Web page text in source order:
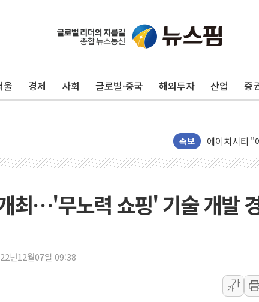
울 경제 사회 글로벌·중국 해외투자 산업 증
속보
29CM, 홈·라
새온, '자율
사우디 "북·
에스트래픽,
폭염에 하루
[특징주] 저가
이란 협상단
카카오스타
풀무원푸드
최…'무노력 쇼핑' 기술 개발
년12월07일 09:38
가
가